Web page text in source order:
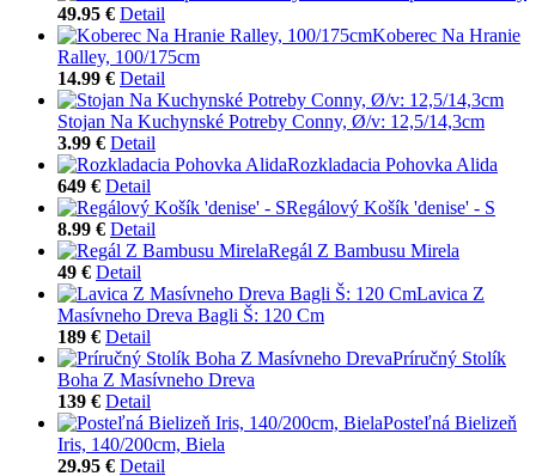
49.95 € Detail
Koberec Na Hranie
Ralley, 100/175cm
14.99 € Detail
Stojan Na Kuchynské Potreby Conny, Ø/v: 12,5/14,3cm
3.99 € Detail
Rozkladacia Pohovka Alida
649 € Detail
Regálový Košík 'denise' - S
8.99 € Detail
Regál Z Bambusu Mirela
49 € Detail
Lavica Z
Masívneho Dreva Bagli Š: 120 Cm
189 € Detail
Príručný Stolík
Boha Z Masívneho Dreva
139 € Detail
Posteľná Bielizeň
Iris, 140/200cm, Biela
29.95 € Detail